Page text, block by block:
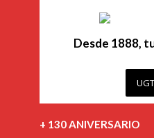
Desde 1888,
+ 130 ANIVERSARIO